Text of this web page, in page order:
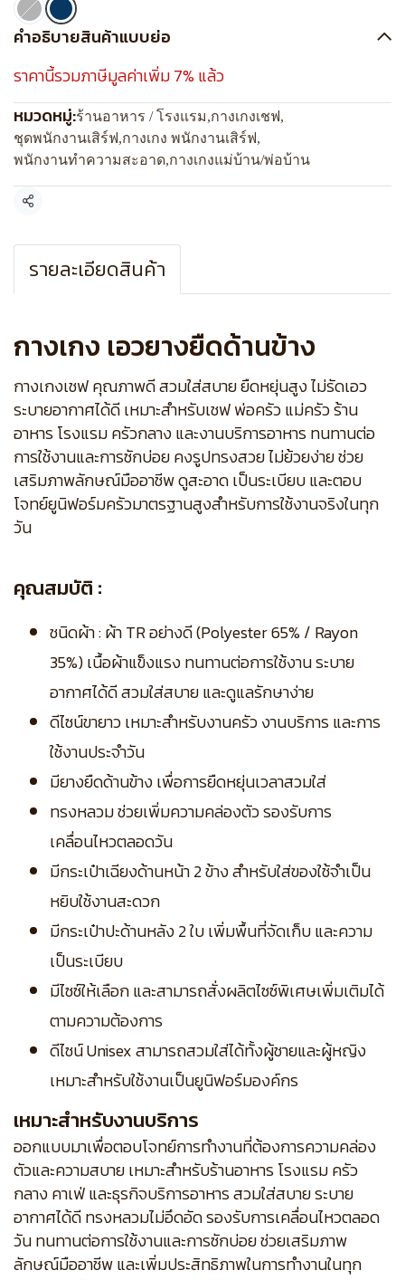
คำอธิบายสินค้าแบบย่อ
ราคานี้รวมภาษีมูลค่าเพิ่ม 7% แล้ว
หมวดหมู่:ร้านอาหาร / โรงแรม,กางเกงเชฟ,
ชุดพนักงานเสิร์ฟ,กางเกง พนักงานเสิร์ฟ,
พนักงานทำความสะอาด,กางเกงแม่บ้าน/พ่อบ้าน
แชร์
รายละเอียดสินค้า
กางเกง เอวยางยืดด้านข้าง
กางเกงเชฟ คุณภาพดี สวมใส่สบาย ยืดหยุ่นสูง ไม่รัดเอว
ระบายอากาศได้ดี เหมาะสำหรับเชฟ พ่อครัว แม่ครัว ร้าน
อาหาร โรงแรม ครัวกลาง และงานบริการอาหาร ทนทานต่อ
การใช้งานและการซักบ่อย คงรูปทรงสวย ไม่ย้วยง่าย ช่วย
เสริมภาพลักษณ์มืออาชีพ ดูสะอาด เป็นระเบียบ และตอบ
โจทย์ยูนิฟอร์มครัวมาตรฐานสูงสำหรับการใช้งานจริงในทุก
วัน
คุณสมบัติ :
ชนิดผ้า : ผ้า TR อย่างดี (Polyester 65% / Rayon
35%) เนื้อผ้าแข็งแรง ทนทานต่อการใช้งาน ระบาย
อากาศได้ดี สวมใส่สบาย และดูแลรักษาง่าย
ดีไซน์ขายาว เหมาะสำหรับงานครัว งานบริการ และการ
ใช้งานประจำวัน
มียางยืดด้านข้าง เพื่อการยืดหยุ่นเวลาสวมใส่
ทรงหลวม ช่วยเพิ่มความคล่องตัว รองรับการ
เคลื่อนไหวตลอดวัน
มีกระเป๋าเฉียงด้านหน้า 2 ข้าง สำหรับใส่ของใช้จำเป็น
หยิบใช้งานสะดวก
มีกระเป๋าปะด้านหลัง 2 ใบ เพิ่มพื้นที่จัดเก็บ และความ
เป็นระเบียบ
มีไซซ์ให้เลือก และสามารถสั่งผลิตไซซ์พิเศษเพิ่มเติมได้
ตามความต้องการ
ดีไซน์ Unisex สามารถสวมใส่ได้ทั้งผู้ชายและผู้หญิง
เหมาะสำหรับใช้งานเป็นยูนิฟอร์มองค์กร
เหมาะสำหรับงานบริการ
ออกแบบมาเพื่อตอบโจทย์การทำงานที่ต้องการความคล่อง
ตัวและความสบาย เหมาะสำหรับร้านอาหาร โรงแรม ครัว
กลาง คาเฟ่ และธุรกิจบริการอาหาร สวมใส่สบาย ระบาย
อากาศได้ดี ทรงหลวมไม่อึดอัด รองรับการเคลื่อนไหวตลอด
วัน ทนทานต่อการใช้งานและการซักบ่อย ช่วยเสริมภาพ
ลักษณ์มืออาชีพ และเพิ่มประสิทธิภาพในการทำงานในทุก